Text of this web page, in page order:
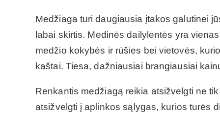
Medžiaga turi daugiausia įtakos galutinei
labai skirtis. Medinės dailylentės yra
medžio kokybės ir rūšies bei vietovės,
kaštai. Tiesa, dažniausiai brangiausiai
Renkantis medžiagą reikia atsižvelgti ne
atsižvelgti į aplinkos sąlygas, kurios turės